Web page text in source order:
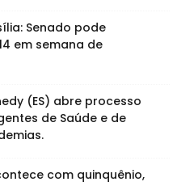
Senado pode
em semana de
(ES) abre processo
de Saúde e de
com quinquênio,